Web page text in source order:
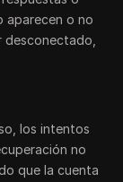
aparecen o no
los intentos
no
que la cuenta